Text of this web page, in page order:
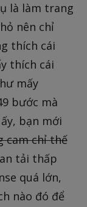
là làm trang
nên chỉ
thích cái
thích cái
mấy
bước mà
bạn mới
cam chỉ thế
tải thấp
quá lớn,
nào đó để